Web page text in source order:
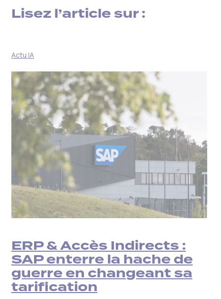
Lisez l’article sur :
Actu IA
ERP & Accès Indirects :
SAP enterre la hache de
guerre en changeant sa
tarification